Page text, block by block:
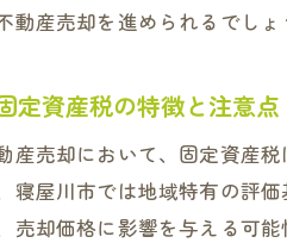
動産売却を進められるでしょ
定資産税の特徴と注意点
産売却において、固定資産
寝屋川市では地域特有の評
売却価格に影響を与える可